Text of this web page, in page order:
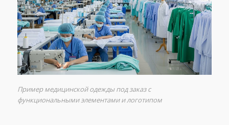
Пример медицинской одежды под заказ с
функциональными элементами и логотипом